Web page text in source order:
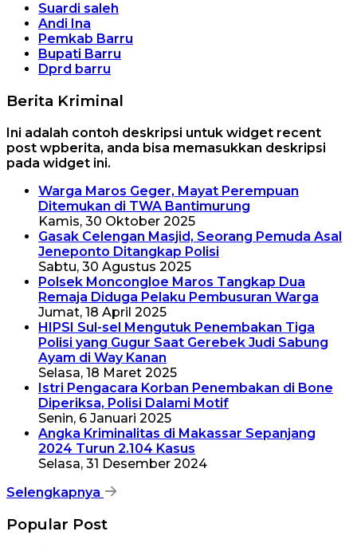
Suardi saleh
Andi Ina
Pemkab Barru
Bupati Barru
Dprd barru
Berita Kriminal
Ini adalah contoh deskripsi untuk widget recent
post wpberita, anda bisa memasukkan deskripsi
pada widget ini.
Warga Maros Geger, Mayat Perempuan
Ditemukan di TWA Bantimurung
Kamis, 30 Oktober 2025
Gasak Celengan Masjid, Seorang Pemuda Asal
Jeneponto Ditangkap Polisi
Sabtu, 30 Agustus 2025
Polsek Moncongloe Maros Tangkap Dua
Remaja Diduga Pelaku Pembusuran Warga
Jumat, 18 April 2025
HIPSI Sul-sel Mengutuk Penembakan Tiga
Polisi yang Gugur Saat Gerebek Judi Sabung
Ayam di Way Kanan
Selasa, 18 Maret 2025
Istri Pengacara Korban Penembakan di Bone
Diperiksa, Polisi Dalami Motif
Senin, 6 Januari 2025
Angka Kriminalitas di Makassar Sepanjang
2024 Turun 2.104 Kasus
Selasa, 31 Desember 2024
Selengkapnya
Popular Post